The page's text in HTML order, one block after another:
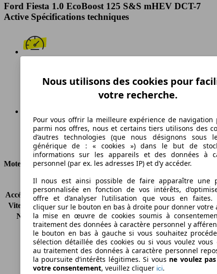
Ford Fiesta 1.0 EcoBoost 125 S&S mHEV DCT-7
Active Spécifications techniques
Vitesse maximale
Essence
Carburant
Moteur et Puissance
KW (CH)
92 kW (125 PS)
Accélération (0-100 km/h)
9.6s
Vitesse maximale (km/h) 199 km/h
Nombre de vitesses
7
Couple
210 nm
Cylindrée
999 ccm
Carburant
Essence
Cylindres
3
Transmission
Boîte automatique
Nous utilisons des cookies pour
votre recherche.
Pour vous offrir la meilleure expérience de navigation
parmi nos offres, nous et certains tiers utilisons des
d’autres technologies (que nous désignons sous
générique de : « cookies ») dans le but de
informations sur les appareils et des données à
personnel (par ex. les adresses IP) et d’y accéder.
Il nous est ainsi possible de faire apparaître une
personnalisée en fonction de vos intérêts,
offre et d’analyser l’utilisation que vous en faites.
cliquer sur le bouton en bas à droite pour donner votre
la mise en œuvre de cookies soumis à
traitement des données à caractère personnel y
le bouton en bas à gauche si vous souhaitez
sélection détaillée des cookies ou si vous voulez vous
au traitement des données à caractère personnel
la poursuite d’intérêts légitimes. Si vous ne voulez
votre consentement, veuillez cliquer ici.